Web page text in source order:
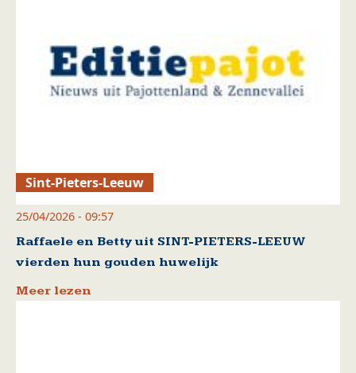
Sint-Pieters-Leeuw
25/04/2026 - 09:57
Raffaele en Betty uit SINT-PIETERS-LEEUW
vierden hun gouden huwelijk
Meer lezen